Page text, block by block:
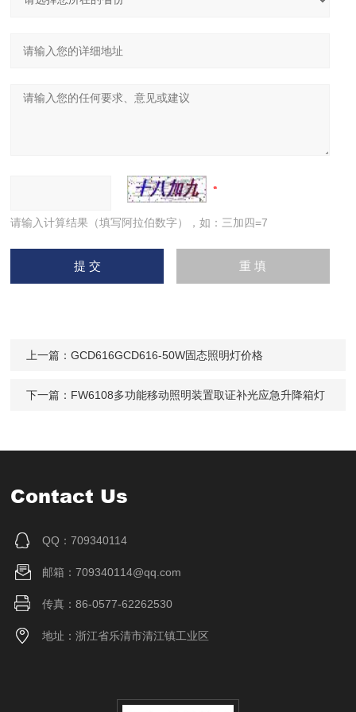
请输入计算结果（填写阿拉伯数字），如：三加四=7
上一篇：GCD616GCD616-50W固态照明灯价格
下一篇： FW6108多功能移动照明装置取证补光应急升降箱灯
Contact Us
QQ：709340114
邮箱：709340114@qq.com
传真：86-0577-62262530
地址：浙江省乐清市清江镇工业区